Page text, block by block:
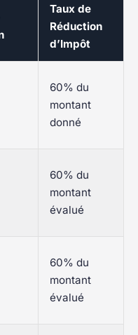
Taux de
Réduction
d’Impôt
60% du
montant
donné
60% du
montant
évalué
60% du
montant
évalué